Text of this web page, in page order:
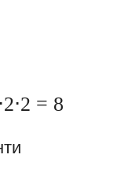
= 8